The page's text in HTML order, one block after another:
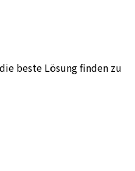
beste Lösung finden zu